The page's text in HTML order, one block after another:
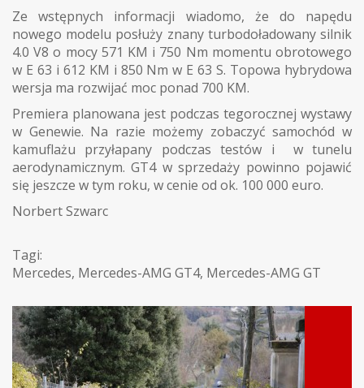
Ze wstępnych informacji wiadomo, że do napędu
nowego modelu posłuży znany turbodoładowany silnik
4.0 V8 o mocy 571 KM i 750 Nm momentu obrotowego
w E 63 i 612 KM i 850 Nm w E 63 S. Topowa hybrydowa
wersja ma rozwijać moc ponad 700 KM.
Premiera planowana jest podczas tegorocznej wystawy
w Genewie. Na razie możemy zobaczyć samochód w
kamuflażu przyłapany podczas testów i w tunelu
aerodynamicznym. GT4 w sprzedaży powinno pojawić
się jeszcze w tym roku, w cenie od ok. 100 000 euro.
Norbert Szwarc
Tagi:
Mercedes, Mercedes-AMG GT4, Mercedes-AMG GT